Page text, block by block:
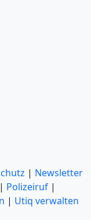
| Newsletter
| Polizeiruf |
| Utiq verwalten